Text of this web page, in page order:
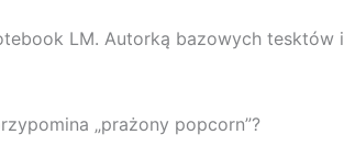
LM. Autorką bazowych tesktów i
„prażony popcorn”?